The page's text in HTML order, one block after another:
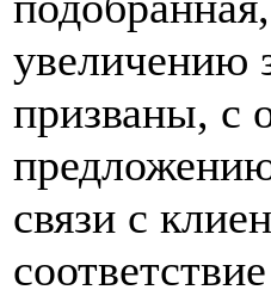
увеличению
призваны, с
связи с